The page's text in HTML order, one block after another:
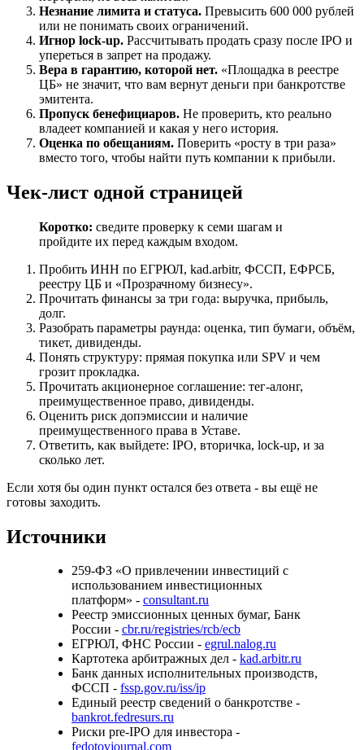
Незнание лимита и статуса. Превысить 600 000 рублей
или не понимать своих ограничений.
Игнор lock-up. Рассчитывать продать сразу после IPO и
упереться в запрет на продажу.
Вера в гарантию, которой нет. «Площадка в реестре
ЦБ» не значит, что вам вернут деньги при банкротстве
эмитента.
Пропуск бенефициаров. Не проверить, кто реально
владеет компанией и какая у него история.
Оценка по обещаниям. Поверить «росту в три раза»
вместо того, чтобы найти путь компании к прибыли.
Чек-лист одной страницей
Коротко: сведите проверку к семи шагам и
пройдите их перед каждым входом.
Пробить ИНН по ЕГРЮЛ, kad.arbitr, ФССП, ЕФРСБ,
реестру ЦБ и «Прозрачному бизнесу».
Прочитать финансы за три года: выручка, прибыль,
долг.
Разобрать параметры раунда: оценка, тип бумаги, объём,
тикет, дивиденды.
Понять структуру: прямая покупка или SPV и чем
грозит прокладка.
Прочитать акционерное соглашение: тег-алонг,
преимущественное право, дивиденды.
Оценить риск допэмиссии и наличие
преимущественного права в Уставе.
Ответить, как выйдете: IPO, вторичка, lock-up, и за
сколько лет.
Если хотя бы один пункт остался без ответа - вы ещё не
готовы заходить.
Источники
259-ФЗ «О привлечении инвестиций с
использованием инвестиционных
платформ» - consultant.ru
Реестр эмиссионных ценных бумаг, Банк
России - cbr.ru/registries/rcb/ecb
ЕГРЮЛ, ФНС России - egrul.nalog.ru
Картотека арбитражных дел - kad.arbitr.ru
Банк данных исполнительных производств,
ФССП - fssp.gov.ru/iss/ip
Единый реестр сведений о банкротстве -
bankrot.fedresurs.ru
Риски pre-IPO для инвестора -
fedotovjournal.com